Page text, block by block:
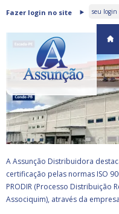
Fazer login no site
ASSUNÇÃO
CERTIFICADA PELA BSI
A Assunção Distribuidora
certificação pelas normas ISO
PRODIR (Processo Distribuição
Associquim), através da